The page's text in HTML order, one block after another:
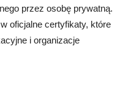
przez osobę prywatną.
oficjalne certyfikaty, które
i organizacje